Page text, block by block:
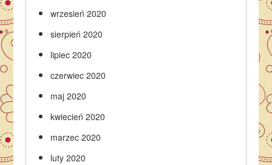
wrzesień 2020
sierpień 2020
lipiec 2020
czerwiec 2020
maj 2020
kwiecień 2020
marzec 2020
luty 2020